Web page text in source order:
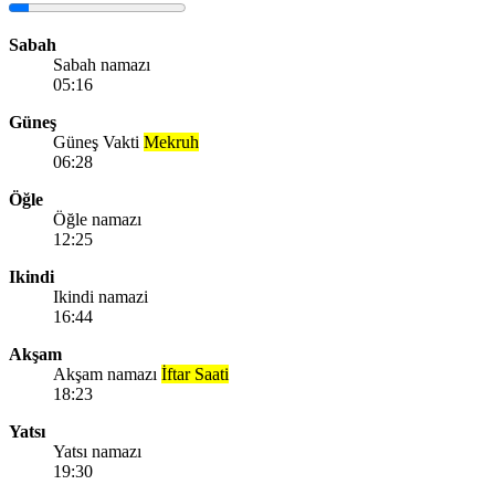
Sabah
Sabah namazı
05:16
Güneş
Güneş Vakti Mekruh
06:28
Öğle
Öğle namazı
12:25
Ikindi
Ikindi namazi
16:44
Akşam
Akşam namazı İftar Saati
18:23
Yatsı
Yatsı namazı
19:30